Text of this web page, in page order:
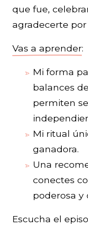
que fue,
agradecerte
Vas a aprender:
Mi forma
balances
permiten
Mi ritual
ganadora.
Una
conectes
poderosa y
Escucha el